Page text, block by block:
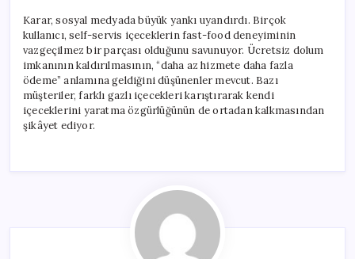
Karar, sosyal medyada büyük yankı uyandırdı. Birçok
kullanıcı, self-servis içeceklerin fast-food deneyiminin
vazgeçilmez bir parçası olduğunu savunuyor. Ücretsiz dolum
imkanının kaldırılmasının, “daha az hizmete daha fazla
ödeme” anlamına geldiğini düşünenler mevcut. Bazı
müşteriler, farklı gazlı içecekleri karıştırarak kendi
içeceklerini yaratma özgürlüğünün de ortadan kalkmasından
şikâyet ediyor.